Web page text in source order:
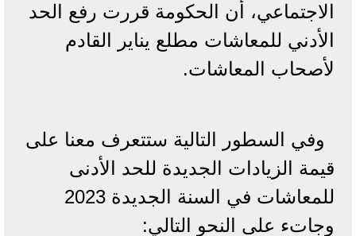
الاجتماعي، أن الحكومة قررت رفع الحد
الأدني للمعاشات مطلع يناير القادم
لأصحاب المعاشات.
وفي السطور التالية ستتعرف معنا على
قيمة الزيادات الجديدة للحد الأدنى
للمعاشات في السنة الجديدة 2023
وجاتء على النحو التالي: